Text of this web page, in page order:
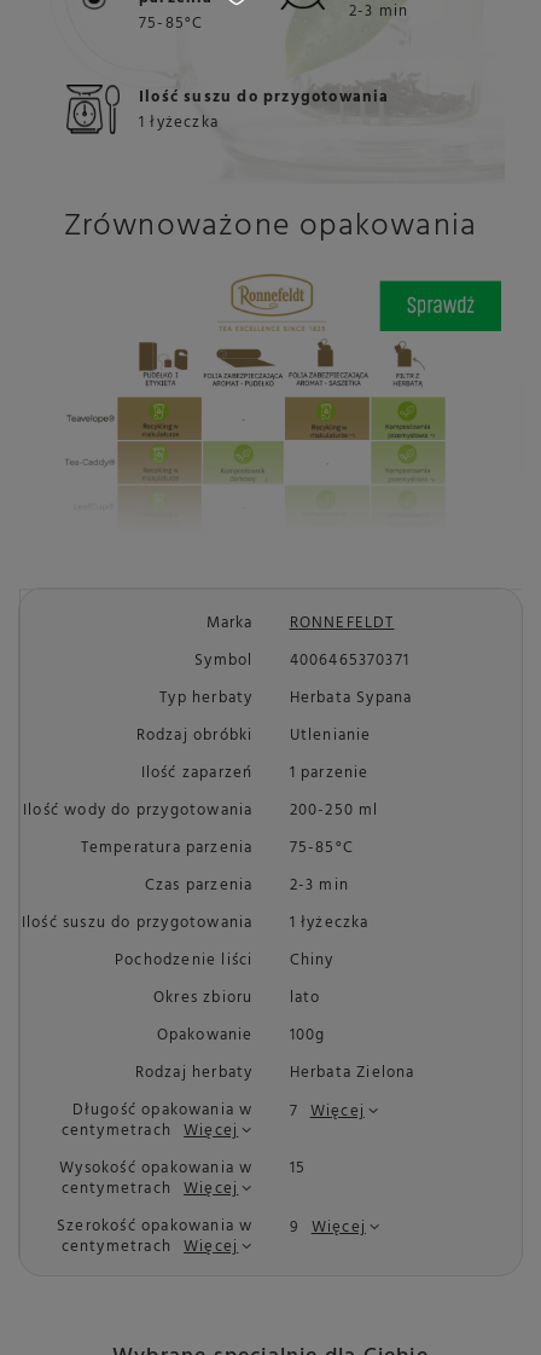
75-85°C
2-3 min
Ilość suszu do przygotowania
1 łyżeczka
Zrównoważone opakowania
Marka
RONNEFELDT
Symbol
4006465370371
Typ herbaty
Herbata Sypana
Rodzaj obróbki
Utlenianie
Ilość zaparzeń
1 parzenie
Ilość wody do przygotowania
200-250 ml
Temperatura parzenia
75-85°C
Czas parzenia
2-3 min
Ilość suszu do przygotowania
1 łyżeczka
Pochodzenie liści
Chiny
Okres zbioru
lato
Opakowanie
100g
Rodzaj herbaty
Herbata Zielona
Długość opakowania w
centymetrach Więcej
7 Więcej
Wysokość opakowania w
centymetrach Więcej
15
Szerokość opakowania w
centymetrach Więcej
9 Więcej